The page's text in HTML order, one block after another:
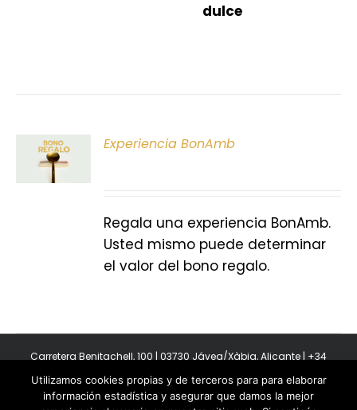
dulce
Experiencia BonAmb
Regala una experiencia BonAmb.
Usted mismo puede determinar
el valor del bono regalo.
Carretera Benitachell, 100 | 03730 Jávea/Xàbia, Alicante | +34
Copyright 2011-2026 BonAmb Restaurant | All Rights Reserved |
Política de privacidad|Powered by Insertcom
Utilizamos cookies propias y de terceros para para elaborar
información estadística y asegurar que damos la mejor